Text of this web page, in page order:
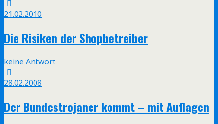
21.02.2010
Die Risiken der Shopbetreiber
keine Antwort
28.02.2008
Der Bundestrojaner kommt – mit Auflagen